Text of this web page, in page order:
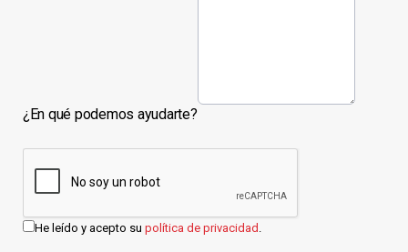
¿En qué podemos ayudarte?
He leído y acepto su política de privacidad .